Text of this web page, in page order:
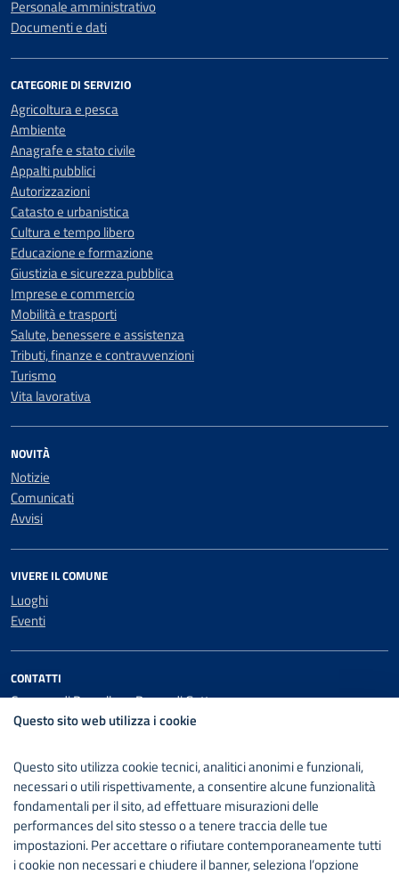
Questo sito web utilizza i cookie
Questo sito utilizza cookie tecnici, analitici anonimi e funzionali,
necessari o utili rispettivamente, a consentire alcune funzionalità
fondamentali per il sito, ad effettuare misurazioni delle
performances del sito stesso o a tenere traccia delle tue
impostazioni. Per accettare o rifiutare contemporaneamente tutti
i cookie non necessari e chiudere il banner, seleziona l’opzione
Personale amministrativo
Documenti e dati
CATEGORIE DI SERVIZIO
Agricoltura e pesca
Ambiente
Anagrafe e stato civile
Appalti pubblici
Autorizzazioni
Catasto e urbanistica
Cultura e tempo libero
Educazione e formazione
Giustizia e sicurezza pubblica
Imprese e commercio
Mobilità e trasporti
Salute, benessere e assistenza
Tributi, finanze e contravvenzioni
Turismo
Vita lavorativa
NOVITÀ
Notizie
Comunicati
Avvisi
VIVERE IL COMUNE
Luoghi
Eventi
CONTATTI
Comune di Barcellona Pozzo di Gotto
Via San Giovanni Bosco 1
PEC:comunebarcellonapdg@postecert.it
Centralino unico: +3909097901
Leggi le FAQ